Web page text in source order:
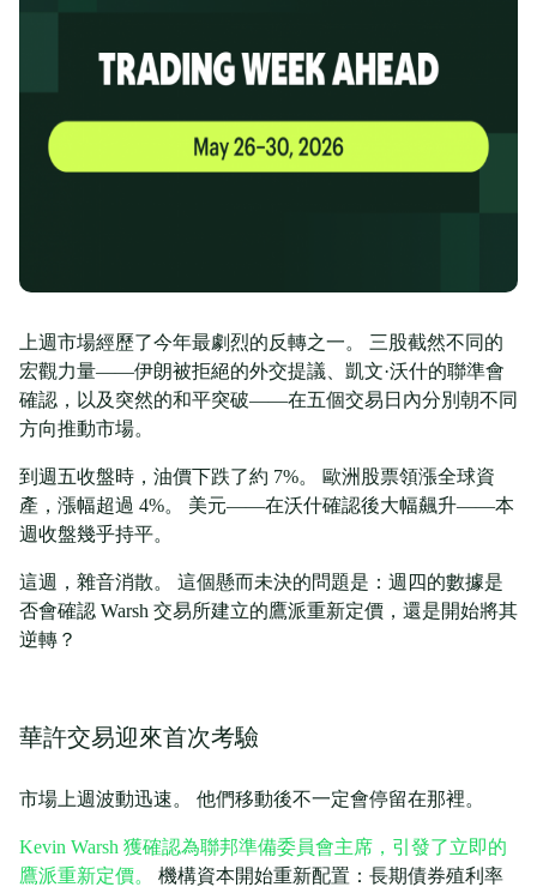
上週市場經歷了今年最劇烈的反轉之一。 三股截然不同的
宏觀力量——伊朗被拒絕的外交提議、凱文·沃什的聯準會
確認，以及突然的和平突破——在五個交易日內分別朝不同
方向推動市場。
到週五收盤時，油價下跌了約 7%。 歐洲股票領漲全球資
產，漲幅超過 4%。 美元——在沃什確認後大幅飆升——本
週收盤幾乎持平。
這週，雜音消散。 這個懸而未決的問題是：週四的數據是
否會確認 Warsh 交易所建立的鷹派重新定價，還是開始將其
逆轉？
華許交易迎來首次考驗
市場上週波動迅速。 他們移動後不一定會停留在那裡。
Kevin Warsh 獲確認為聯邦準備委員會主席，引發了立即的
鷹派重新定價。
機構資本開始重新配置：長期債券殖利率